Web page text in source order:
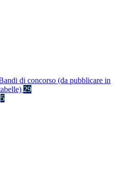
di concorso (da pubblicare in
29
5